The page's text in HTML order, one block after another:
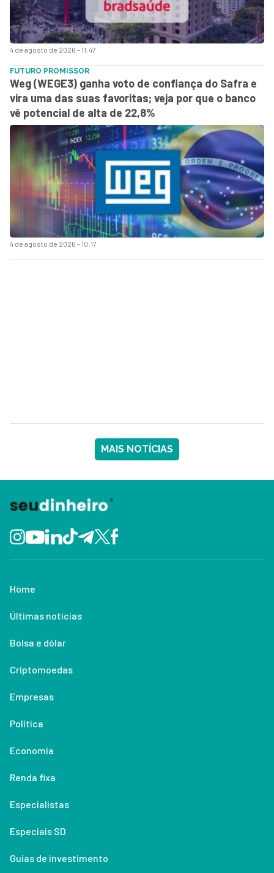
4 de agosto de 2026 - 11:47
4 de agosto de 2026 - 10:17
FUTURO PROMISSOR
Weg (WEGE3) ganha voto de confiança do Safra e
vira uma das suas favoritas; veja por que o banco
vê potencial de alta de 22,8%
MAIS NOTÍCIAS
Home
Últimas notícias
Bolsa e dólar
Criptomoedas
Empresas
Política
Economia
Renda fixa
Especialistas
Especiais SD
Guias de investimento